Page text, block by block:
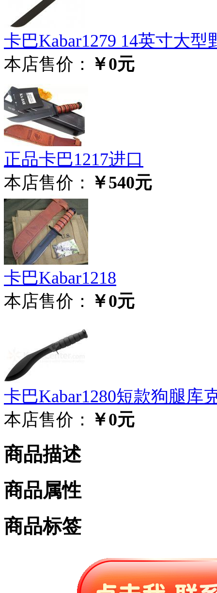
卡巴Kabar1279 14英寸大型
本店售价： ￥0元
正品卡巴1217进口
本店售价： ￥540元
卡巴Kabar1218
本店售价： ￥0元
卡巴Kabar1280短款狗腿库
本店售价： ￥0元
商品描述
商品属性
商品标签